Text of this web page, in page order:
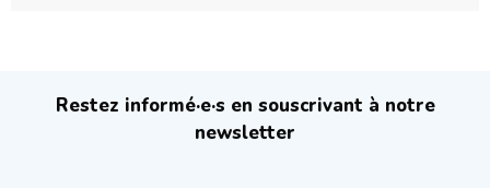
Restez informé·e·s en souscrivant à notre
newsletter